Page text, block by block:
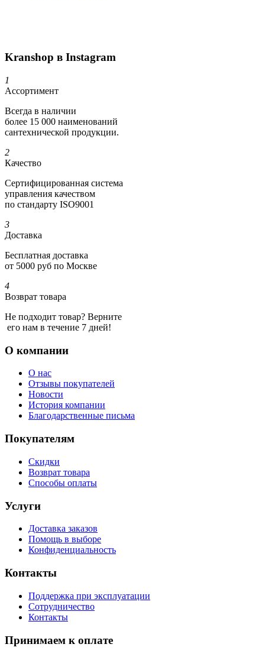
Kranshop в Instagram
1
Ассортимент
Всегда в наличии
более 15 000 наименований
сантехнической продукции.
2
Качество
Сертифициро­ванная система
управления качеством
по стандарту ISO9001
3
Доставка
Бесплатная доставка
от 5000 руб по Москве
4
Возврат товара
Не подходит товар? Верните
его нам в течение 7 дней!
О компании
О нас
Отзывы покупателей
Новости
История компании
Благодарственные письма
Покупателям
Скидки
Возврат товара
Способы оплаты
Услуги
Доставка заказов
Помощь в выборе
Конфиденциальность
Контакты
Поддержка при эксплуатации
Сотрудничество
Контакты
Принимаем к оплате